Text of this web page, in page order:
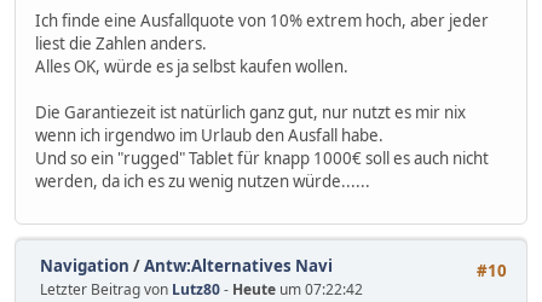
Ich finde eine Ausfallquote von 10% extrem hoch, aber jeder
liest die Zahlen anders.
Alles OK, würde es ja selbst kaufen wollen.
Die Garantiezeit ist natürlich ganz gut, nur nutzt es mir nix
wenn ich irgendwo im Urlaub den Ausfall habe.
Und so ein "rugged" Tablet für knapp 1000€ soll es auch nicht
werden, da ich es zu wenig nutzen würde......
#10
Navigation /Antw:Alternatives Navi
Letzter Beitrag von Lutz80- Heute um 07:22:42